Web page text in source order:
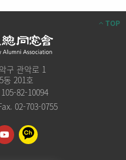
TOP
구 관악로 1
동 201호
82-10094
02-703-0755